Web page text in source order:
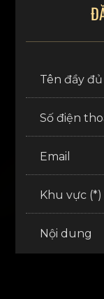
Tên đầy đủ
Số điện
Email
Khu vực (*)
Nội dung